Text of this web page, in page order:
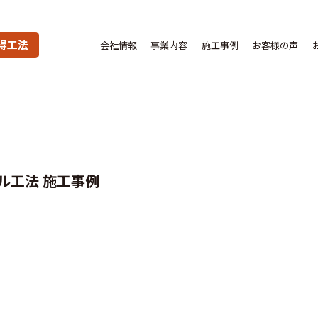
工法 会社情報 事業内容 施工事例 お客様の声
工法 施工事例